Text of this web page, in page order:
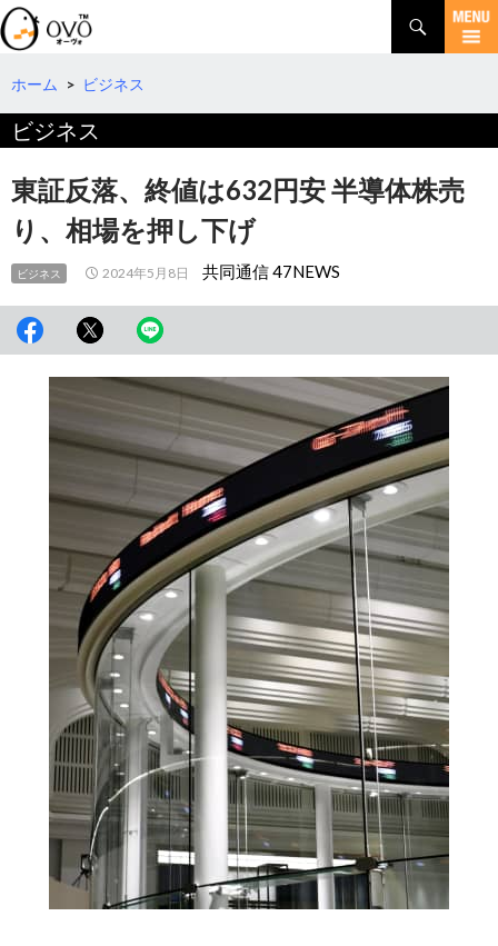
検
索
コ
テ
へ
移
動
ホーム > ビジネス
ビジネス
東証反落、終値は632円安 半導体株売
り、相場を押し下げ
ビジネス 2024年5月8日 共同通信 47NEWS